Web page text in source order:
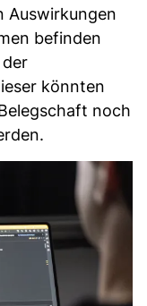
Auswirkungen
befinden
könnten
noch